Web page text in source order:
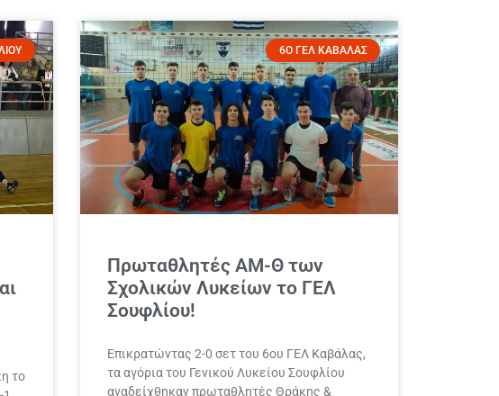
το
6Ο ΓΕΛ ΚΑΒΑΛΑΣ
Πρωταθλητές ΑΜ-Θ των
Σχολικών Λυκείων το ΓΕΛ
Σουφλίου!
Επικρατώντας 2-0 σετ του 6ου ΓΕΛ Καβάλας,
τα αγόρια του Γενικού Λυκείου Σουφλίου
αναδείχθηκαν πρωταθλητές Θράκης &